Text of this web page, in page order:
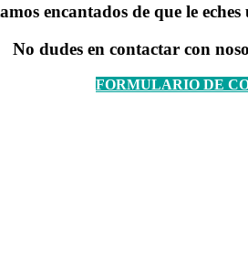
encantados de que le
No dudes en contactar con
FORMULARIO DE